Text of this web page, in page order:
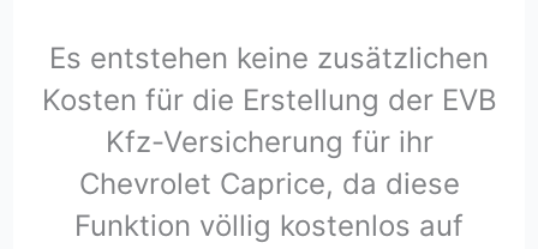
Es entstehen keine zusätzlichen
Kosten für die Erstellung der EVB
Kfz-Versicherung für ihr
Chevrolet Caprice, da diese
Funktion völlig kostenlos auf